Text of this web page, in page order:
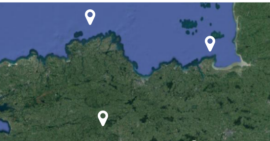
épaves durant la Grande Guerre